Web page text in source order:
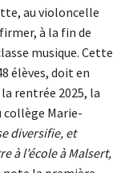
au violoncelle
à la fin de
musique. Cette
élèves, doit en
rentrée 2025, la
collège Marie-
diversifie, et
à l’école à Malsert,